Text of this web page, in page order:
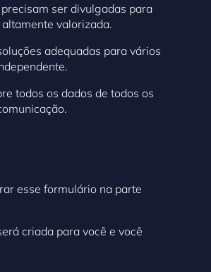
ser divulgadas para
valorizada.
adequadas para vários
todos os dados de todos os
esse formulário na parte
criada para você e você